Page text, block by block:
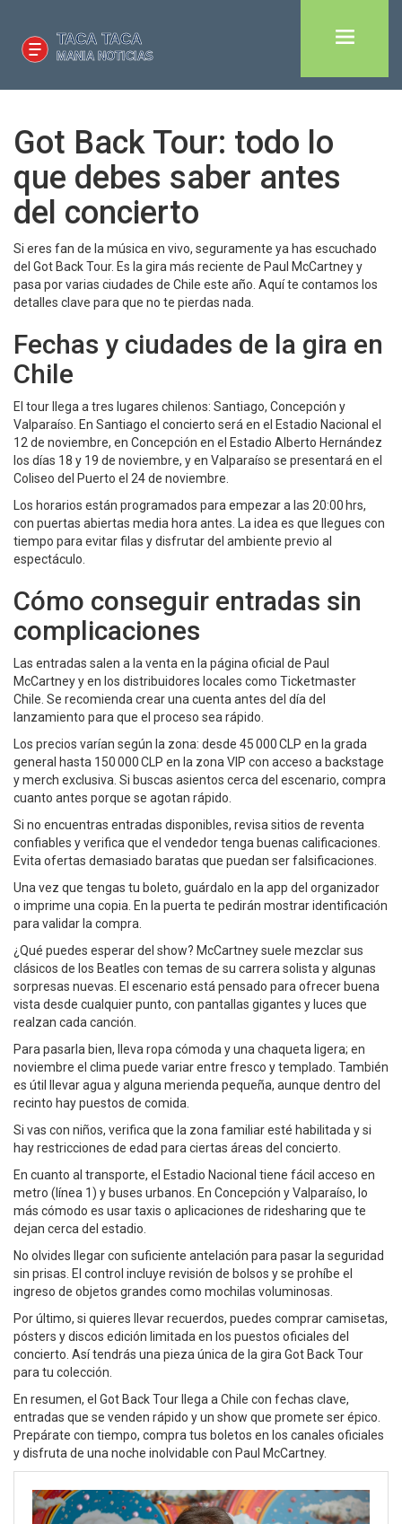
Got Back Tour: todo lo
que debes saber antes
del concierto
Si eres fan de la música en vivo, seguramente ya has escuchado
del Got Back Tour. Es la gira más reciente de Paul McCartney y
pasa por varias ciudades de Chile este año. Aquí te contamos los
detalles clave para que no te pierdas nada.
Fechas y ciudades de la gira en
Chile
El tour llega a tres lugares chilenos: Santiago, Concepción y
Valparaíso. En Santiago el concierto será en el Estadio Nacional el
12 de noviembre, en Concepción en el Estadio Alberto Hernández
los días 18 y 19 de noviembre, y en Valparaíso se presentará en el
Coliseo del Puerto el 24 de noviembre.
Los horarios están programados para empezar a las 20:00 hrs,
con puertas abiertas media hora antes. La idea es que llegues con
tiempo para evitar filas y disfrutar del ambiente previo al
espectáculo.
Cómo conseguir entradas sin
complicaciones
Las entradas salen a la venta en la página oficial de Paul
McCartney y en los distribuidores locales como Ticketmaster
Chile. Se recomienda crear una cuenta antes del día del
lanzamiento para que el proceso sea rápido.
Los precios varían según la zona: desde 45 000 CLP en la grada
general hasta 150 000 CLP en la zona VIP con acceso a backstage
y merch exclusiva. Si buscas asientos cerca del escenario, compra
cuanto antes porque se agotan rápido.
Si no encuentras entradas disponibles, revisa sitios de reventa
confiables y verifica que el vendedor tenga buenas calificaciones.
Evita ofertas demasiado baratas que puedan ser falsificaciones.
Una vez que tengas tu boleto, guárdalo en la app del organizador
o imprime una copia. En la puerta te pedirán mostrar identificación
para validar la compra.
¿Qué puedes esperar del show? McCartney suele mezclar sus
clásicos de los Beatles con temas de su carrera solista y algunas
sorpresas nuevas. El escenario está pensado para ofrecer buena
vista desde cualquier punto, con pantallas gigantes y luces que
realzan cada canción.
Para pasarla bien, lleva ropa cómoda y una chaqueta ligera; en
noviembre el clima puede variar entre fresco y templado. También
es útil llevar agua y alguna merienda pequeña, aunque dentro del
recinto hay puestos de comida.
Si vas con niños, verifica que la zona familiar esté habilitada y si
hay restricciones de edad para ciertas áreas del concierto.
En cuanto al transporte, el Estadio Nacional tiene fácil acceso en
metro (línea 1) y buses urbanos. En Concepción y Valparaíso, lo
más cómodo es usar taxis o aplicaciones de ridesharing que te
dejan cerca del estadio.
No olvides llegar con suficiente antelación para pasar la seguridad
sin prisas. El control incluye revisión de bolsos y se prohíbe el
ingreso de objetos grandes como mochilas voluminosas.
Por último, si quieres llevar recuerdos, puedes comprar camisetas,
pósters y discos edición limitada en los puestos oficiales del
concierto. Así tendrás una pieza única de la gira Got Back Tour
para tu colección.
En resumen, el Got Back Tour llega a Chile con fechas clave,
entradas que se venden rápido y un show que promete ser épico.
Prepárate con tiempo, compra tus boletos en los canales oficiales
y disfruta de una noche inolvidable con Paul McCartney.